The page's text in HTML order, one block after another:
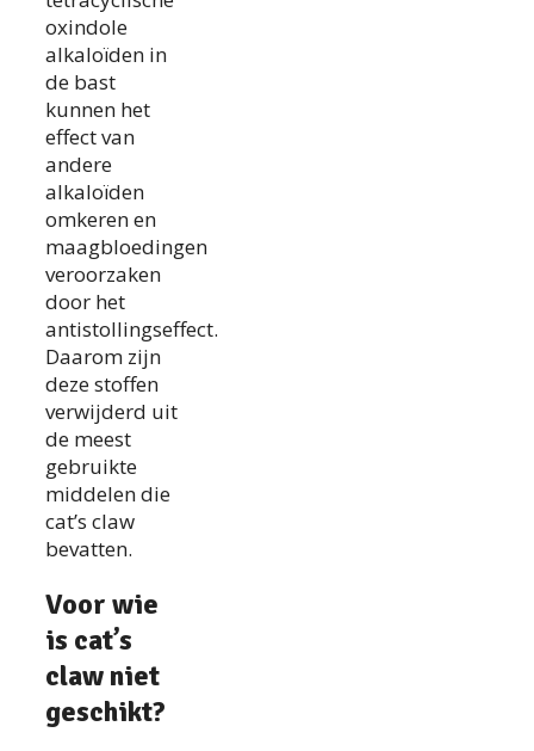
oxindole
alkaloïden in
de bast
kunnen het
effect van
andere
alkaloïden
omkeren en
maagbloedingen
veroorzaken
door het
antistollingseffect.
Daarom zijn
deze stoffen
verwijderd uit
de meest
gebruikte
middelen die
cat’s claw
bevatten.
Voor wie
is cat’s
claw niet
geschikt?